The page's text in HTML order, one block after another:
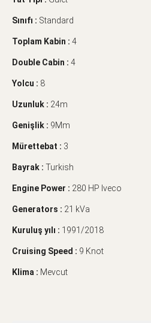
Sınıfı : Standard
Toplam Kabin : 4
Double Cabin : 4
Yolcu : 8
Uzunluk : 24m
Genişlik : 9Mm
Mürettebat : 3
Bayrak : Turkish
Engine Power : 280 HP Iveco
Generators : 21 kVa
Kuruluş yılı : 1991/2018
Cruising Speed : 9 Knot
Klima : Mevcut